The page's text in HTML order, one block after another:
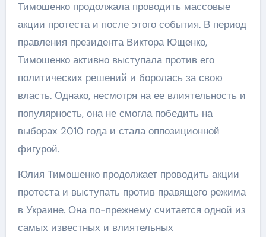
Тимошенко продолжала проводить массовые
акции протеста и после этого события. В период
правления президента Виктора Ющенко,
Тимошенко активно выступала против его
политических решений и боролась за свою
власть. Однако, несмотря на ее влиятельность и
популярность, она не смогла победить на
выборах 2010 года и стала оппозиционной
фигурой.
Юлия Тимошенко продолжает проводить акции
протеста и выступать против правящего режима
в Украине. Она по-прежнему считается одной из
самых известных и влиятельных